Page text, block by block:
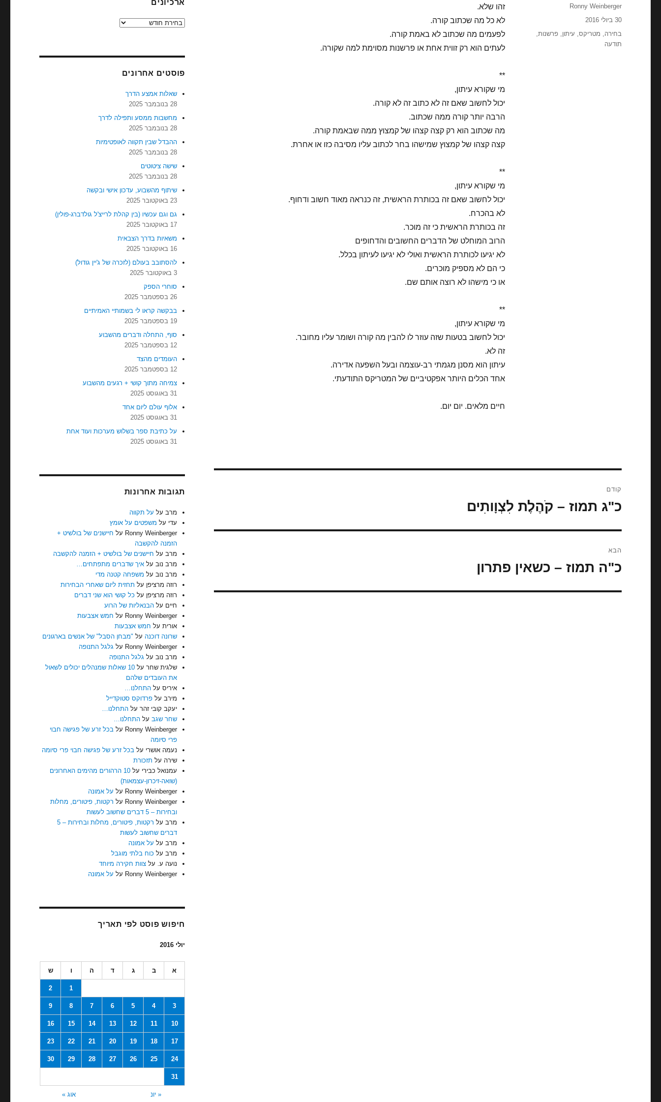
זהו שלא.
לא כל מה שכתוב קורה.
לפעמים מה שכתוב לא באמת קורה.
לעתים הוא רק זווית אחת או פרשנות מסוימת למה שקורה.
**
מי שקורא עיתון,
יכול לחשוב שאם זה לא כתוב זה לא קורה.
הרבה יותר קורה ממה שכתוב.
מה שכתוב הוא רק קצה קצהו של קמצוץ ממה שבאמת קורה.
קצה קצהו של קמצוץ שמישהו בחר לכתוב עליו מסיבה כזו או אחרת.
**
מי שקורא עיתון,
יכול לחשוב שאם זה בכותרת הראשית, זה כנראה מאוד חשוב ודחוף.
לא בהכרח.
זה בכותרת הראשית כי זה מוכר.
הרוב המוחלט של הדברים החשובים והדחופים
לא יגיעו לכותרת הראשית ואולי לא יגיעו לעיתון בכלל.
כי הם לא מספיק מוכרים.
או כי מישהו לא רוצה אותם שם.
**
מי שקורא עיתון,
יכול לחשוב בטעות שזה עוזר לו להבין מה קורה ושומר עליו מחובר.
זה לא.
עיתון הוא מסנן מגמתי רב-עוצמה ובעל השפעה אדירה.
אחד הכלים היותר אפקטיביים של המטריקס התודעתי.
חיים מלאים. יום יום.
מחבר
Ronny Weinberger
פורסם
30 ביולי 2016
תגיות
בחירה, מטריקס, עיתון,פרשנות,
תודעה
קודם
הפוסט
כ"ג תמוז – קֹהֶלֶת לִצְוָותִים‎
הבא
הפוסט
כ"ה תמוז – כשאין פתרון
ארכיונים
ארכיונים
פוסטים אחרונים
שאלות אמצע הדרך
28 בנובמבר 2025
מחשבות ממסע ותפילה לדרך
28 בנובמבר 2025
ההבדל שבין תקווה לאופטימיות
28 בנובמבר 2025
שישה ציטוטים
28 בנובמבר 2025
שיתוף מהשבוע, עדכון אישי ובקשה
23 באוקטובר 2025
גם וגם עכשיו (בין קהלת לרייצ'ל גולדברג-פולין)
17 באוקטובר 2025
משאיות בדרך הצבאית
16 באוקטובר 2025
להסתובב בעולם (לזכרה של ג'יין גודול)
3 באוקטובר 2025
סוחרי הספק
26 בספטמבר 2025
בבקשה קראו לי בשמותיי האמיתיים
19 בספטמבר 2025
סוף, התחלה ודברים מהשבוע
12 בספטמבר 2025
העומדים מהצד
12 בספטמבר 2025
צמיחה מתוך קושי + רגעים מהשבוע
31 באוגוסט 2025
אלוף עולם ליום אחד
31 באוגוסט 2025
על כתיבת ספר בשלוש מערכות ועוד אחת
31 באוגוסט 2025
תגובות אחרונות
מרב על על תקווה
עדי על משפטים על אומץ
Ronny Weinberger על חיישנים של בולשיט +
הזמנה להקשבה
מרב על חיישנים של בולשיט + הזמנה להקשבה
מרב נוב עלאיך שדברים מתפתחים…
מרב נוב על משפחה קטנה מדי
רוזה מרציפן על תחזית ליום שאחרי הבחירות
רוזה מרציפן על כל קושי הוא שני דברים
חיים עלהבנאליות של הרוע
Ronny Weinberger על חמש אצבעות
אורית על חמש אצבעות
שרונה דוכנה על "מבחן הסבל" של אנשים בארגונים
Ronny Weinberger על גלגל התנופה
מרב נוב על גלגל התנופה
שלגית שחר על
10 שאלות שמנהלים יכולים לשאול
את העובדים שלהם
איריס עלהתחלנו…
מירב עלפרדוקס סטוקדייל
יעקב קובי זהר עלהתחלנו…
שחר שגב עלהתחלנו…
Ronny Weinberger עלבכל זרע של פגישה חבוי
פרי סיומה
נעמה אושרי עלבכל זרע של פגישה חבוי פרי סיומה
שירה על תזכורת
עמנואל כבירי על
10 הרהורים מהימים האחרונים
(שואה-זיכרון-עצמאות)
Ronny Weinberger על על אמונה
Ronny Weinberger על רקטות, פיטורים, מחלות
ובחירות – 5 דברים שחשוב לעשות
מרב על
רקטות, פיטורים, מחלות ובחירות – 5
דברים שחשוב לעשות
מרב על על אמונה
מרב על כוח בלתי מוגבל
נועה ע. עלצוות חקירה מיוחד
Ronny Weinberger על על אמונה
חיפוש פוסט לפי תאריך
יולי 2016
א ב ג ד ה ו ש
1
2
3
4
5
6
7
8
9
10
11
12
13
14
15
16
17
18
19
20
21
22
23
24
25
26
27
28
29
30
31
« יונ אוג »